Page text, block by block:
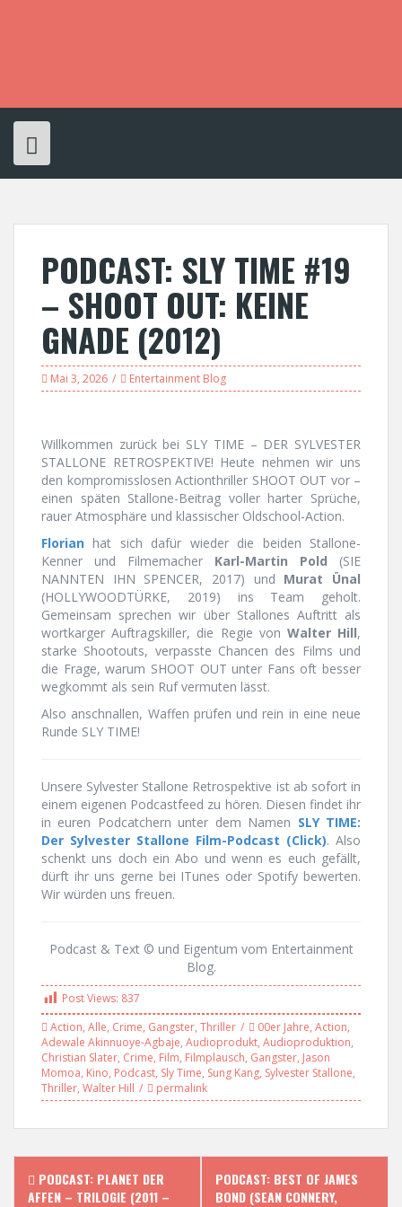
PODCAST: SLY TIME #19
– SHOOT OUT: KEINE
GNADE (2012)
Mai 3, 2026 Entertainment Blog
Willkommen zurück bei SLY TIME – DER SYLVESTER
STALLONE RETROSPEKTIVE! Heute nehmen wir uns
den kompromisslosen Actionthriller SHOOT OUT vor –
einen späten Stallone-Beitrag voller harter Sprüche,
rauer Atmosphäre und klassischer Oldschool-Action.
Florian hat sich dafür wieder die beiden Stallone-
Kenner und Filmemacher Karl-Martin Pold (SIE
NANNTEN IHN SPENCER, 2017) und Murat Ünal
(HOLLYWOODTÜRKE, 2019) ins Team geholt.
Gemeinsam sprechen wir über Stallones Auftritt als
wortkarger Auftragskiller, die Regie von Walter Hill,
starke Shootouts, verpasste Chancen des Films und
die Frage, warum SHOOT OUT unter Fans oft besser
wegkommt als sein Ruf vermuten lässt.
Also anschnallen, Waffen prüfen und rein in eine neue
Runde SLY TIME!
Unsere Sylvester Stallone Retrospektive ist ab sofort in
einem eigenen Podcastfeed zu hören. Diesen findet ihr
in euren Podcatchern unter dem Namen SLY TIME:
Der Sylvester Stallone Film-Podcast (Click). Also
schenkt uns doch ein Abo und wenn es euch gefällt,
dürft ihr uns gerne bei ITunes oder Spotify bewerten.
Wir würden uns freuen.
Podcast & Text © und Eigentum vom Entertainment
Blog.
Post Views: 837
Action, Alle, Crime, Gangster, Thriller 00er Jahre, Action,
Adewale Akinnuoye-Agbaje, Audioprodukt, Audioproduktion,
Christian Slater, Crime, Film, Filmplausch, Gangster, Jason
Momoa, Kino, Podcast, Sly Time, Sung Kang, Sylvester Stallone,
Thriller, Walter Hill permalink
P PODCAST: PLANET DER
AFFEN – TRILOGIE (2011 –
PODCAST: BEST OF JAMES
BOND (SEAN CONNERY,